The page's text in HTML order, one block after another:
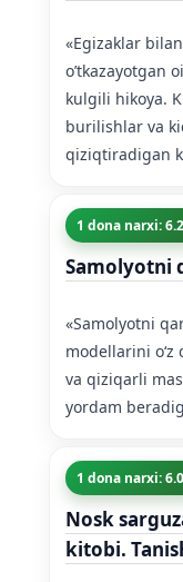
«Egizaklar
o’tkazayotgan
kulgili hikoya.
burilishlar va
qiziqtiradigan
1 dona narxi:
Samolyotni
«Samolyotni
modellarini
va qiziqarli
yordam
1 dona narxi:
Nosk
kitobi.